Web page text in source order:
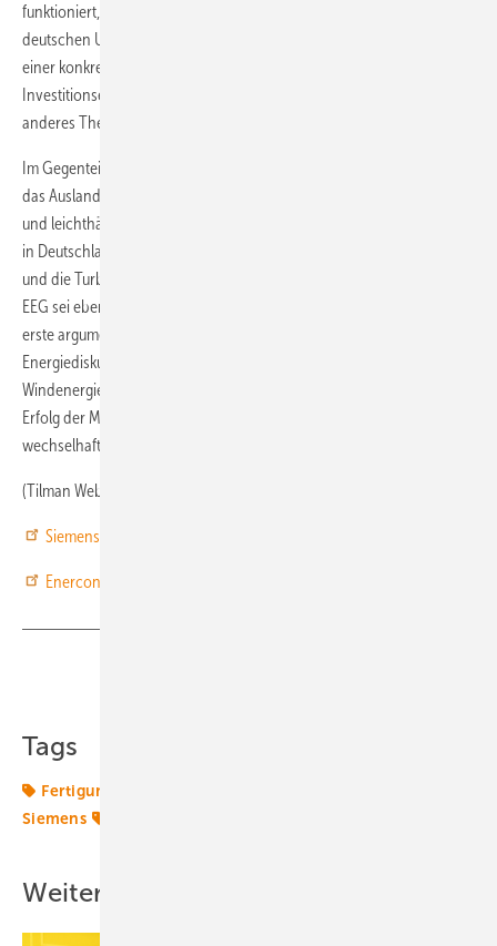
funktioniert, ist das auch für die Arbeitsplätze und Umsätze der
deutschen Unternehmen gut. Dass da auch mal Unternehmen bis zu
einer konkreten Entscheidung über die neue Gestalt des EEG ihre
Investitionsentscheidungen für Deutschland zurückstellen, ist ein
anderes Thema.
Im Gegenteil birgt die Verknüpfung einer Standortentscheidung für
das Ausland mit der deutschen Politik sogar eine Gefahr. Willkürlich
und leichthändig ließe sich das Argument auch umdrehen: Da wurden
in Deutschland mit dem EEG bisher so viel Subventionen gezahlt –
und die Turbinenbauer schaffen die Arbeitsplätze im Ausland. Das
EEG sei eben nicht effektiv, ließe sich polemisieren. Es wäre nicht die
erste argumentatorische Piruette dieser Art im deutschen
Energiediskurs. Fast müsste man den deutschen
Windenergieverbänden den Rat geben, den Schritt von Siemens als
Erfolg der Meereswindkraft insgesamt zu loben, die trotz
wechselhafter Bedingungen in Europa weiter in die Zukunft investiert.
(Tilman Weber)
Siemens bestätigt Investition in britische Rotorblattfertigung
Enercon baut Rotorblattfabrik und Innovationszentrum
Tags
Fertigung
Siemens
Weitere Inhalte